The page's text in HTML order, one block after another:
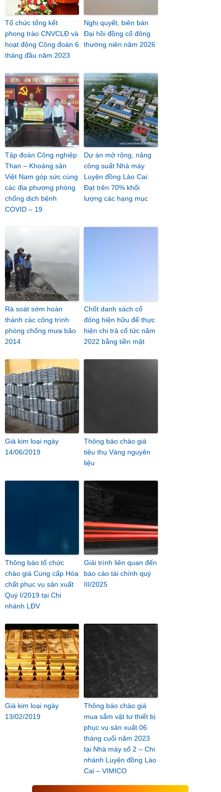
Tổ chức tổng kết
phong trào CNVCLĐ và
hoạt động Công đoàn 6
tháng đầu năm 2023
Nghị quyết, biên bản
Đại hồi đồng cổ đông
thường niên năm 2026
Tập đoàn Công nghiệp
Than – Khoáng sản
Việt Nam góp sức cùng
các địa phương phòng
chống dịch bệnh
COVID – 19
Dự án mở rộng, nâng
công suất Nhà máy
Luyện đồng Lào Cai:
Đạt trên 70% khối
lượng các hạng mục
Rà soát sớm hoàn
thành các công trình
phòng chống mưa bão
2014
Chốt danh sách cổ
đông hiện hữu để thực
hiện chi trả cổ tức năm
2022 bằng tiền mặt
Giá kim loại ngày
14/06/2019
Thông báo chào giá
tiêu thụ Vàng nguyên
liệu
Thông báo tổ chức
chào giá Cung cấp Hóa
chất phục vụ sản xuất
Quý I/2019 tại Chi
nhánh LĐV
Giải trình liên quan đến
báo cáo tài chính quý
III/2025
Giá kim loại ngày
13/02/2019
Thông báo chào giá
mua sắm vật tư thiết bị
phục vụ sản xuất 06
tháng cuối năm 2023
tại Nhà máy số 2 – Chi
nhánh Luyện đồng Lào
Cai – VIMICO